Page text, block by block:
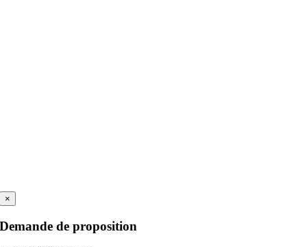
×
Demande de proposition